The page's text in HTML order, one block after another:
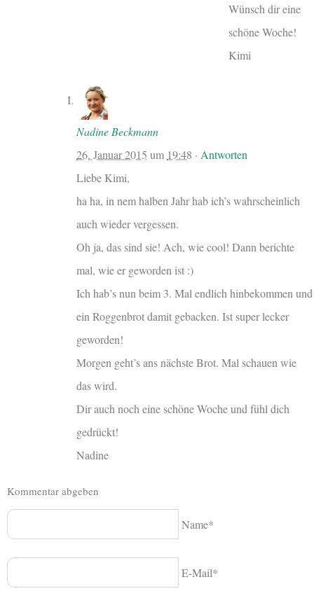
Wünsch dir eine
schöne Woche!
Kimi
Nadine Beckmann
26. Januar 2015 um 19:48 · Antworten
Liebe Kimi,
ha ha, in nem halben Jahr hab ich’s wahrscheinlich
auch wieder vergessen.
Oh ja, das sind sie! Ach, wie cool! Dann berichte
mal, wie er geworden ist :)
Ich hab’s nun beim 3. Mal endlich hinbekommen und
ein Roggenbrot damit gebacken. Ist super lecker
geworden!
Morgen geht’s ans nächste Brot. Mal schauen wie
das wird.
Dir auch noch eine schöne Woche und fühl dich
gedrückt!
Nadine
Kommentar abgeben
Name*
E-Mail*